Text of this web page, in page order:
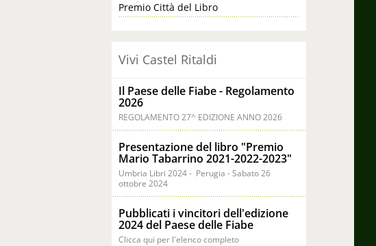
Premio Città del Libro
Vivi Castel Ritaldi
Il Paese delle Fiabe - Regolamento
2026
REGOLAMENTO 27^ EDIZIONE ANNO 2026
Presentazione del libro "Premio
Mario Tabarrino 2021-2022-2023"
Umbria Libri 2024 - Perugia - Sabato 26
ottobre 2024
Pubblicati i vincitori dell'edizione
2024 del Paese delle Fiabe
Clicca qui per l'elenco completo